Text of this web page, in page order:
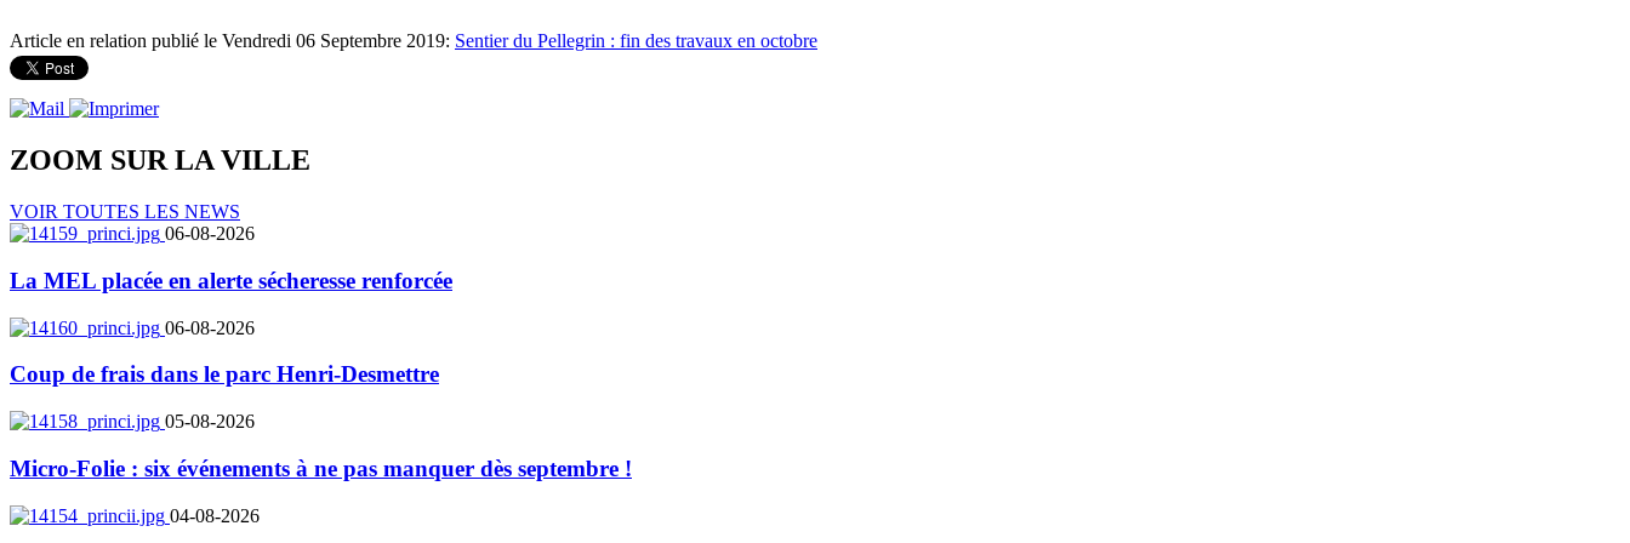
Article en relation publié le Vendredi 06 Septembre 2019: Sentier du Pellegrin : fin des travaux en octobre
ZOOM SUR LAVILLE
VOIR TOUTES LES NEWS
06-08-2026
La MEL placée en alerte sécheresse renforcée
06-08-2026
Coup de frais dans le parc Henri-Desmettre
05-08-2026
Micro-Folie : six événements à ne pas manquer dès septembre !
04-08-2026